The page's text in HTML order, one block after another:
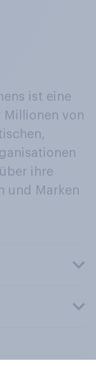
ist eine
Millionen von
ihre
und Marken